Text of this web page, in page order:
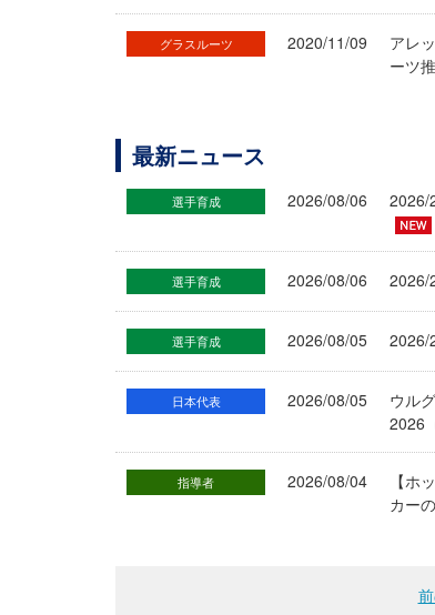
グラスルーツ 2020/11/09
アレ
ーツ
最新ニュース
選手育成 2026/08/06 2026/
選手育成 2026/08/06 2026/
選手育成 2026/08/05 2026/
日本代表 2026/08/05
ウル
2026
指導者 2026/08/04
【ホ
カー